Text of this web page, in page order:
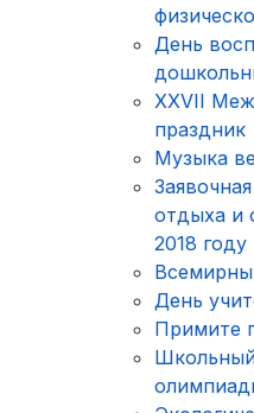
День
XXVII
праздник
Музыка
отдыха и
2018 году
День
Примите